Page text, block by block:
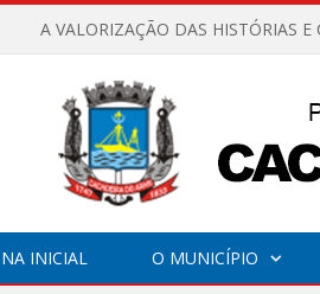
A VALORIZAÇÃO DAS HISTÓRIAS E
INICIAL O MUNICÍPIO